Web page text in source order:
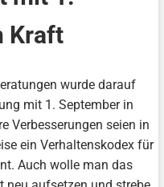
Kraft
wurde darauf
mit 1. September in
Verbesserungen seien in
ein Verhaltenskodex für
Auch wolle man das